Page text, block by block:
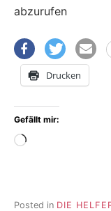
abzurufen
Drucken
Gefällt mir:
Wird
Posted in DIE